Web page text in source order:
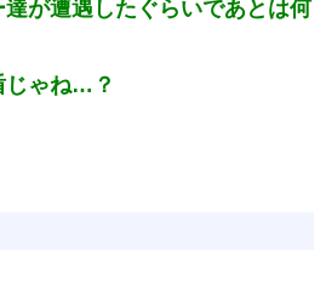
が遭遇したぐらいであとは何
じゃね…？